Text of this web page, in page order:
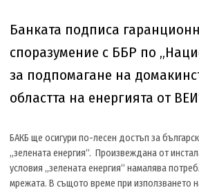
Банката подписа
споразумение с ББР по
за подпомагане на
областта на енергията от
БАКБ ще осигури по-лесен достъп за
„зелената енергия“. Произвеждана от
условия „зелената енергия“ намалява
мрежата. В същото време при използването